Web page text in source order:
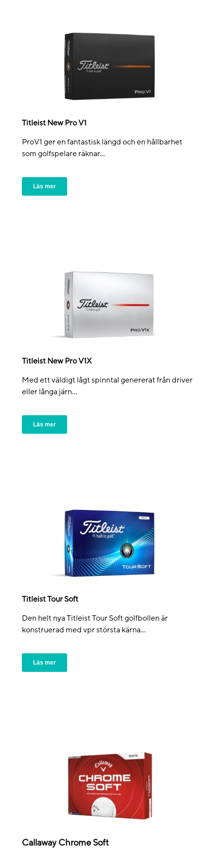
Titleist New Pro V1
ProV1 ger en fantastisk längd och en hållbarhet
som golfspelare räknar...
Läs mer
Titleist New Pro V1X
Med ett väldigt lågt spinntal genererat från driver
eller långa järn...
Läs mer
Titleist Tour Soft
Den helt nya Titleist Tour Soft golfbollen är
konstruerad med vpr största kärna...
Läs mer
Callaway Chrome Soft